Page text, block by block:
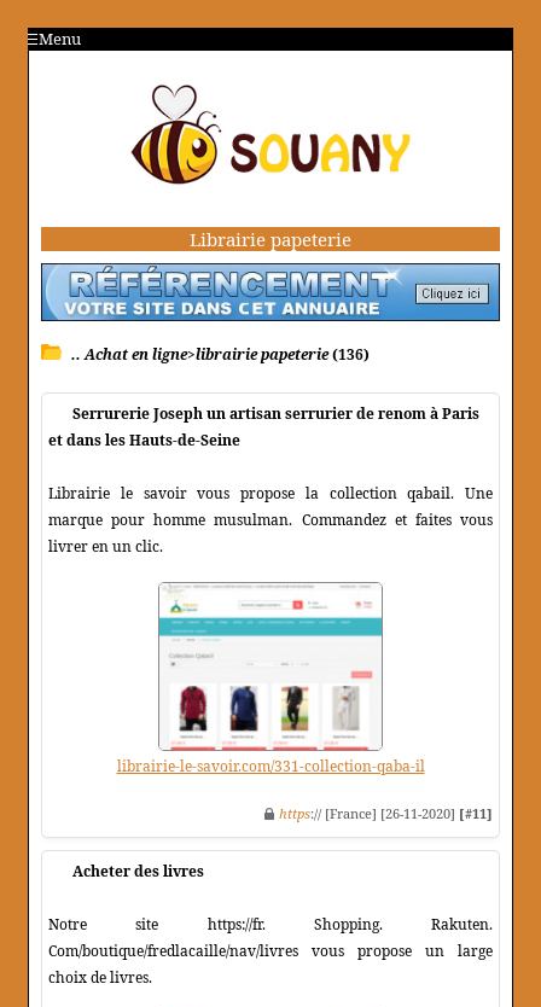
Menu
Librairie papeterie
.. Achat en ligne>librairie papeterie(136)
Serrurerie Joseph un artisan serrurier de renom à Paris
et dans les Hauts-de-Seine
Librairie le savoir vous propose la collection qabail. Une
marque pour homme musulman. Commandez et faites vous
livrer en un clic.
librairie-le-savoir.com/331-collection-qaba-il
https:// [France] [26-11-2020] [#11]
Acheter des livres
Notre site https://fr. Shopping. Rakuten.
Com/boutique/fredlacaille/nav/livres vous propose un large
choix de livres.